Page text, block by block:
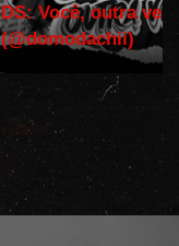
DS: Você, outra vez!
(@domodachii)